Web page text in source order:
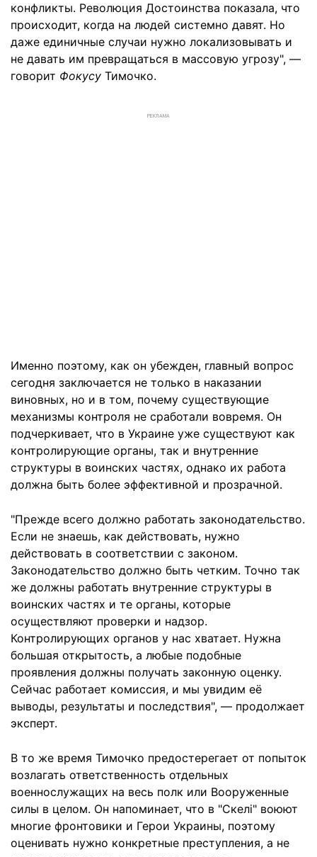
конфликты. Революция Достоинства показала, что
происходит, когда на людей системно давят. Но
даже единичные случаи нужно локализовывать и
не давать им превращаться в массовую угрозу", —
говорит Фокусу Тимочко.
РЕКЛАМА
Именно поэтому, как он убежден, главный вопрос
сегодня заключается не только в наказании
виновных, но и в том, почему существующие
механизмы контроля не сработали вовремя. Он
подчеркивает, что в Украине уже существуют как
контролирующие органы, так и внутренние
структуры в воинских частях, однако их работа
должна быть более эффективной и прозрачной.
"Прежде всего должно работать законодательство.
Если не знаешь, как действовать, нужно
действовать в соответствии с законом.
Законодательство должно быть четким. Точно так
же должны работать внутренние структуры в
воинских частях и те органы, которые
осуществляют проверки и надзор.
Контролирующих органов у нас хватает. Нужна
большая открытость, а любые подобные
проявления должны получать законную оценку.
Сейчас работает комиссия, и мы увидим её
выводы, результаты и последствия", — продолжает
эксперт.
В то же время Тимочко предостерегает от попыток
возлагать ответственность отдельных
военнослужащих на весь полк или Вооруженные
силы в целом. Он напоминает, что в "Скелі" воюют
многие фронтовики и Герои Украины, поэтому
оценивать нужно конкретные преступления, а не